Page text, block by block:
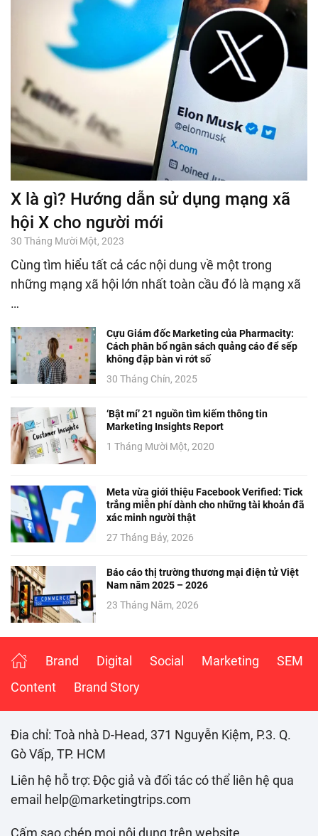
X là gì? Hướng dẫn sử dụng mạng xã
hội X cho người mới
30 Tháng Mười Một, 2023
Cùng tìm hiểu tất cả các nội dung về một trong
những mạng xã hội lớn nhất toàn cầu đó là mạng xã
…
Cựu Giám đốc Marketing của Pharmacity:
Cách phân bổ ngân sách quảng cáo để sếp
không đập bàn vì rớt số
30 Tháng Chín, 2025
‘Bật mí’ 21 nguồn tìm kiếm thông tin
Marketing Insights Report
1 Tháng Mười Một, 2020
Meta vừa giới thiệu Facebook Verified: Tick
trắng miễn phí dành cho những tài khoản đã
xác minh người thật
27 Tháng Bảy, 2026
Báo cáo thị trường thương mại điện tử Việt
Nam năm 2025 – 2026
23 Tháng Năm, 2026
Brand Digital Social Marketing
SEM
Content
Brand Story
Đia chỉ: Toà nhà D-Head, 371 Nguyễn Kiệm, P.3. Q.
Gò Vấp, TP. HCM
Liên hệ hỗ trợ: Độc giả và đối tác có thể liên hệ qua
email help@marketingtrips.com
Cấm sao chép mọi nội dung trên website